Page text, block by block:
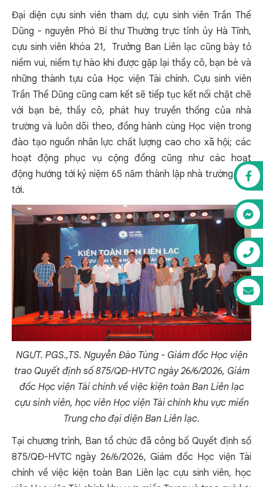
Đại diện cựu sinh viên tham dự, cựu sinh viên Trần Thế
Dũng - nguyên Phó Bí thư Thường trực tỉnh ủy Hà Tĩnh,
cựu sinh viên khóa 21, Trưởng Ban Liên lạc cũng bày tỏ
niềm vui, niềm tự hào khi được gặp lại thầy cô, bạn bè và
những thành tựu của Học viện Tài chính. Cựu sinh viên
Trần Thế Dũng cũng cam kết sẽ tiếp tục kết nối chặt chẽ
với bạn bè, thầy cô, phát huy truyền thống của nhà
trường và luôn dõi theo, đồng hành cùng Học viện trong
đào tạo nguồn nhân lực chất lượng cao cho xã hội; các
hoạt động phục vụ cộng đồng cũng như các hoạt
động hướng tới kỷ niệm 65 năm thành lập nhà trường sắp
tới.
NGƯT. PGS.,TS. Nguyễn Đào Tùng - Giám đốc Học viện
trao Quyết định số 875/QĐ-HVTC ngày 26/6/2026, Giám
đốc Học viện Tài chính về việc kiện toàn Ban Liên lạc
cựu sinh viên, học viên Học viện Tài chính khu vực miền
Trung cho đại diện Ban Liên lạc.
Tại chương trình, Ban tổ chức đã công bố Quyết định số
875/QĐ-HVTC ngày 26/6/2026, Giám đốc Học viện Tài
chính về việc kiện toàn Ban Liên lạc cựu sinh viên, học